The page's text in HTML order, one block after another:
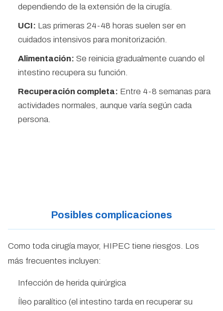
dependiendo de la extensión de la cirugía.
UCI: Las primeras 24-48 horas suelen ser en
cuidados intensivos para monitorización.
Alimentación: Se reinicia gradualmente cuando el
intestino recupera su función.
Recuperación completa: Entre 4-8 semanas para
actividades normales, aunque varía según cada
persona.
Posibles complicaciones
Como toda cirugía mayor, HIPEC tiene riesgos. Los
más frecuentes incluyen:
Infección de herida quirúrgica
Íleo paralítico (el intestino tarda en recuperar su